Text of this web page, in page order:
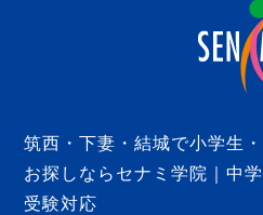
筑西・下妻・結城で小学生
お探しならセナミ学院｜中
受験対応